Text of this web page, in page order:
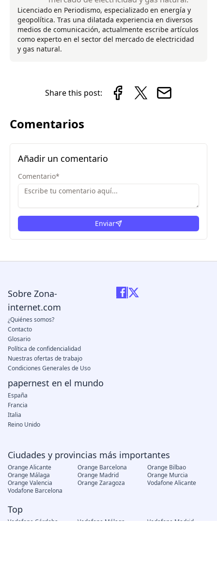
Licenciado en Periodismo, especializado en energía y
geopolítica. Tras una dilatada experiencia en diversos
medios de comunicación, actualmente escribe artículos
como experto en el sector del mercado de electricidad
y gas natural.
Share this post:
Comentarios
Añadir un comentario
Comentario*
Enviar
Ciudades y provincias más importantes
Orange Alicante Orange Barcelona
Orange Bilbao
Orange Málaga
Orange Madrid
Orange Murcia
Orange Valencia
Orange Zaragoza
Vodafone Alicante
Vodafone Barcelona
Top
Vodafone Córdoba Vodafone Málaga
Vodafone Madrid
Sobre Zona-
internet.com
¿Quiénes somos?
Contacto
Glosario
Política de confidencialidad
Nuestras ofertas de trabajo
Condiciones Generales de Uso
papernest en el mundo
España
Francia
Italia
Reino Unido